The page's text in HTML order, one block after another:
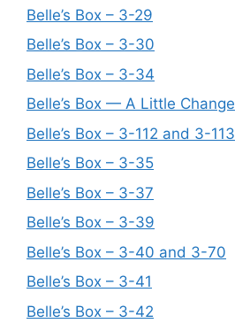
Belle’s Box – 3-29
Belle’s Box – 3-30
Belle’s Box – 3-34
Belle’s Box — A Little Change
Belle’s Box – 3-112 and 3-113
Belle’s Box – 3-35
Belle’s Box – 3-37
Belle’s Box – 3-39
Belle’s Box – 3-40 and 3-70
Belle’s Box – 3-41
Belle’s Box – 3-42